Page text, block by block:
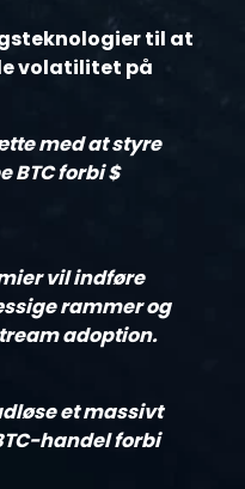
til at
volatilitet på
med at styre
BTC forbi $
vil indføre
rammer og
adoption.
et massivt
handel forbi